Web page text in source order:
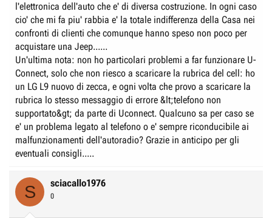
l'elettronica dell'auto che e' di diversa costruzione. In ogni caso
cio' che mi fa piu' rabbia e' la totale indifferenza della Casa nei
confronti di clienti che comunque hanno speso non poco per
acquistare una Jeep......
Un'ultima nota: non ho particolari problemi a far funzionare U-
Connect, solo che non riesco a scaricare la rubrica del cell: ho
un LG L9 nuovo di zecca, e ogni volta che provo a scaricare la
rubrica lo stesso messaggio di errore &lt;telefono non
supportato&gt; da parte di Uconnect. Qualcuno sa per caso se
e' un problema legato al telefono o e' sempre riconducibile ai
malfunzionamenti dell'autoradio? Grazie in anticipo per gli
eventuali consigli.....
S sciacallo1976
0